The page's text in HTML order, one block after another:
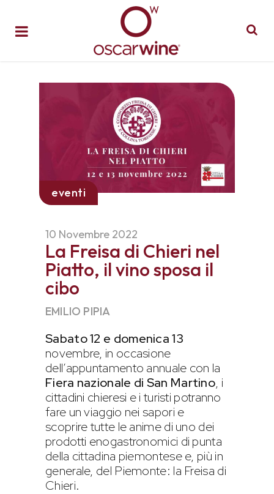
eventi
10 Novembre 2022
La Freisa di Chieri nel
Piatto, il vino sposa il
cibo
EMILIO PIPIA
Sabato 12 e domenica 13
novembre, in occasione
dell’appuntamento annuale con la
Fiera nazionale di San Martino, i
cittadini chieresi e i turisti potranno
fare un viaggio nei sapori e
scoprire tutte le anime di uno dei
prodotti enogastronomici di punta
della cittadina piemontese e, più in
generale, del Piemonte: la Freisa di
Chieri.